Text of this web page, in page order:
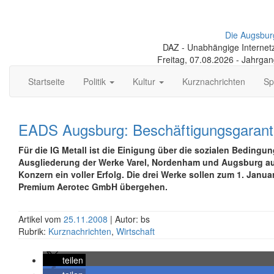
Die
DAZ - Unabhängige
Freitag, 07.08.2026 -
Startseite
Politik Kultur Kurznachrichten
EADS Augsburg:
Für die IG Metall ist die Einigung über die sozialen
Ausgliederung der Werke Varel, Nordenham und Augsburg
Konzern ein voller Erfolg. Die drei Werke sollen zum 1.
Premium Aerotec GmbH übergehen.
Artikel vom 25.11.2008 | Autor: bs
Rubrik: Kurznachrichten, Wirtschaft
teilen